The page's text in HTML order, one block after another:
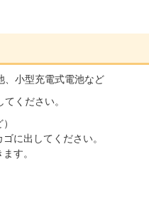
、小型充電式電池など
ください。
に出してください。
す。